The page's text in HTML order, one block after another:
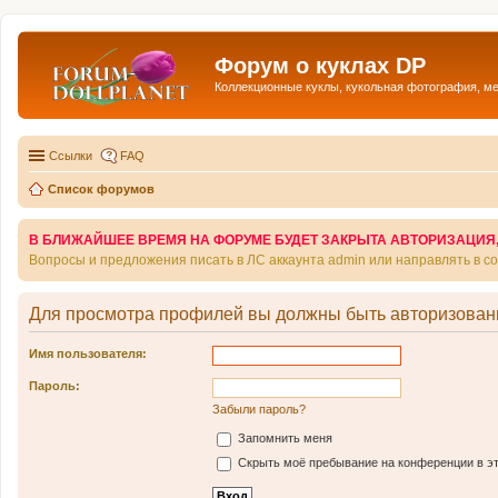
Форум о куклах DP
Коллекционные куклы, кукольная фотография,
Ссылки FAQ
Список форумов
В БЛИЖАЙШЕЕ ВРЕМЯ НА ФОРУМЕ БУДЕТ ЗАКРЫТА
Вопросы и предложения писать в ЛС аккаунта admin или направлять в
Для просмотра профилей вы должны быть
Имя пользователя:
Пароль:
Забыли пароль?
Запомнить меня
Скрыть моё пребывание на конференции в